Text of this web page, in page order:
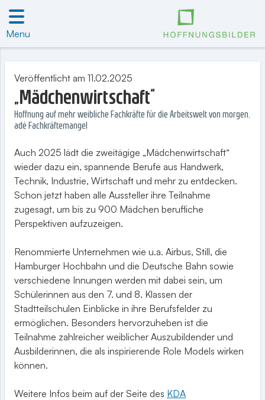
Menu
Veröffentlicht am 11.02.2025
„Mädchenwirtschaft“
Hoffnung auf mehr weibliche Fachkräfte für die Arbeitswelt von morgen,
adé Fachkräftemangel
Auch 2025 lädt die zweitägige „Mädchenwirtschaft“
wieder dazu ein, spannende Berufe aus Handwerk,
Technik, Industrie, Wirtschaft und mehr zu entdecken.
Schon jetzt haben alle Aussteller ihre Teilnahme
zugesagt, um bis zu 900 Mädchen berufliche
Perspektiven aufzuzeigen.
Renommierte Unternehmen wie u.a. Airbus, Still, die
Hamburger Hochbahn und die Deutsche Bahn sowie
verschiedene Innungen werden mit dabei sein, um
Schülerinnen aus den 7. und 8. Klassen der
Stadtteilschulen Einblicke in ihre Berufsfelder zu
ermöglichen. Besonders hervorzuheben ist die
Teilnahme zahlreicher weiblicher Auszubildender und
Ausbilderinnen, die als inspirierende Role Models wirken
können.
Weitere Infos beim auf der Seite des KDA